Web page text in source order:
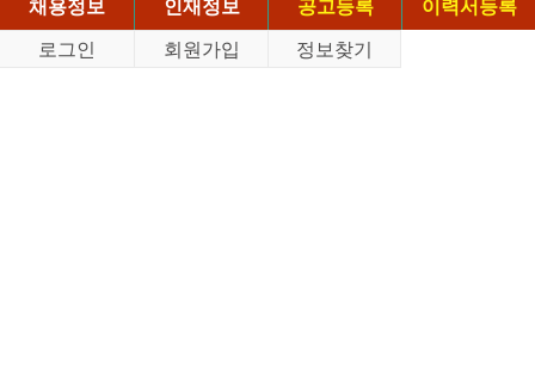
채용정보
인재정보 공고등록
이력서등록
로그인
회원가입 정보찾기